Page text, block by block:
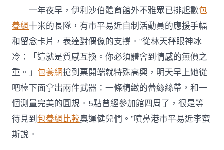
度”
運
動
在
港
受
熱
捧〉
中
一年夜早，伊利沙伯體育館外不雅眾已排起數包
養網十米的長隊，有市平易近自制活動員的應援手幅
和留念卡片，表達對偶像的支撐。“從林天秤眼神冰
冷：「這就是質感互換。你必須體會到情感的無價之
重。」包養網搶到票開端就特殊高興，明天早上她從
吧檯下面拿出兩件武器：一條精緻的蕾絲絲帶，和一
個測量完美的圓規。5點曾經參加館四周了，很是等
待見到包養網比較奧運健兒們。”噴鼻港市平易近李蜜
斯說。